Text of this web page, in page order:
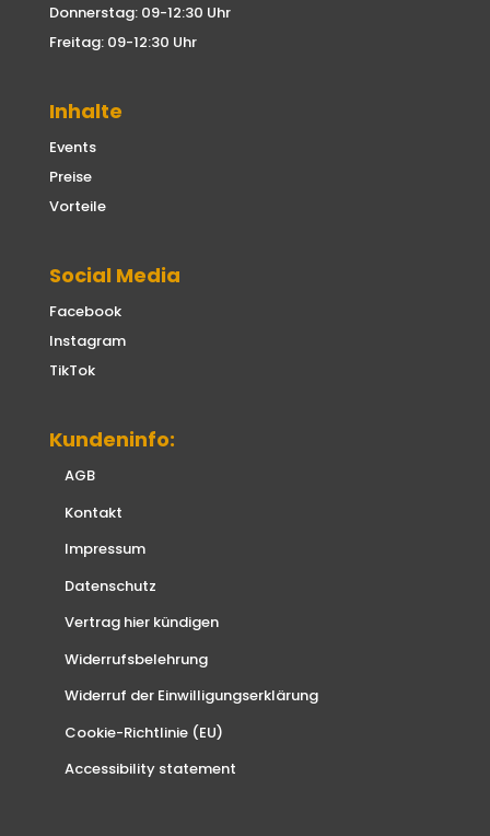
Donnerstag: 09-12:30 Uhr
Freitag: 09-12:30 Uhr
Inhalte
Events
Preise
Vorteile
Social Media
Facebook
Instagram
TikTok
Kundeninfo:
AGB
Kontakt
Impressum
Datenschutz
Vertrag hier kündigen
Widerrufsbelehrung
Widerruf der Einwilligungserklärung
Cookie-Richtlinie (EU)
Accessibility statement